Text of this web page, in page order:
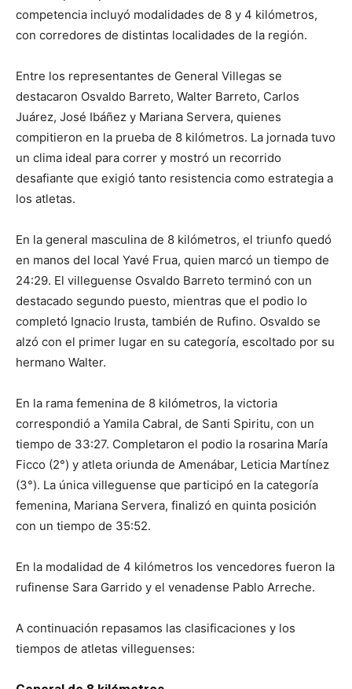
competencia incluyó modalidades de 8 y 4 kilómetros,
con corredores de distintas localidades de la región.
Entre los representantes de General Villegas se
destacaron Osvaldo Barreto, Walter Barreto, Carlos
Juárez, José Ibáñez y Mariana Servera, quienes
compitieron en la prueba de 8 kilómetros. La jornada tuvo
un clima ideal para correr y mostró un recorrido
desafiante que exigió tanto resistencia como estrategia a
los atletas.
En la general masculina de 8 kilómetros, el triunfo quedó
en manos del local Yavé Frua, quien marcó un tiempo de
24:29. El villeguense Osvaldo Barreto terminó con un
destacado segundo puesto, mientras que el podio lo
completó Ignacio Irusta, también de Rufino. Osvaldo se
alzó con el primer lugar en su categoría, escoltado por su
hermano Walter.
En la rama femenina de 8 kilómetros, la victoria
correspondió a Yamila Cabral, de Santi Spiritu, con un
tiempo de 33:27. Completaron el podio la rosarina María
Ficco (2°) y atleta oriunda de Amenábar, Leticia Martínez
(3°). La única villeguense que participó en la categoría
femenina, Mariana Servera, finalizó en quinta posición
con un tiempo de 35:52.
En la modalidad de 4 kilómetros los vencedores fueron la
rufinense Sara Garrido y el venadense Pablo Arreche.
A continuación repasamos las clasificaciones y los
tiempos de atletas villeguenses: